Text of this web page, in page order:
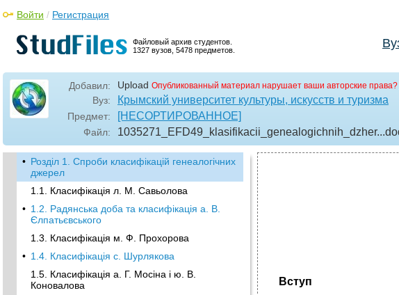
Файловый архив студентов.
1327 вузов, 5478 предметов.
Войти / Регистрация
Добавил: Upload Опубликованный материал нарушает ваши авторские права?
Вуз: Крымский университет культуры, искусств и туризма
Предмет: [НЕСОРТИРОВАННОЕ]
Файл: 1035271_EFD49_klasifikacii_genealogichnih_dzher..
• Розділ 1. Спроби класифікацій генеалогічних
джерел
1.1. Класифікація л. М. Савьолова
• 1.2. Радянська доба та класифікація а. В.
Єлпатьєвського
1.3. Класифікація м. Ф. Прохорова
• 1.4. Класифікація с. Шурлякова
1.5. Класифікація а. Г. Мосіна і ю. В.
Коновалова
Вступ